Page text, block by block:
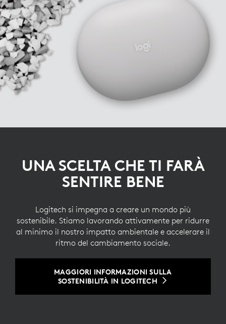
UNA SCELTA CHE TI FARÀ
SENTIRE BENE
Logitech si impegna a creare un mondo più
sostenibile. Stiamo lavorando attivamente per ridurre
al minimo il nostro impatto ambientale e accelerare il
ritmo del cambiamento sociale.
MAGGIORI INFORMAZIONI SULLA
SOSTENIBILITÀ IN LOGITECH